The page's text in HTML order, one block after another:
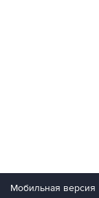
Мобильная версия